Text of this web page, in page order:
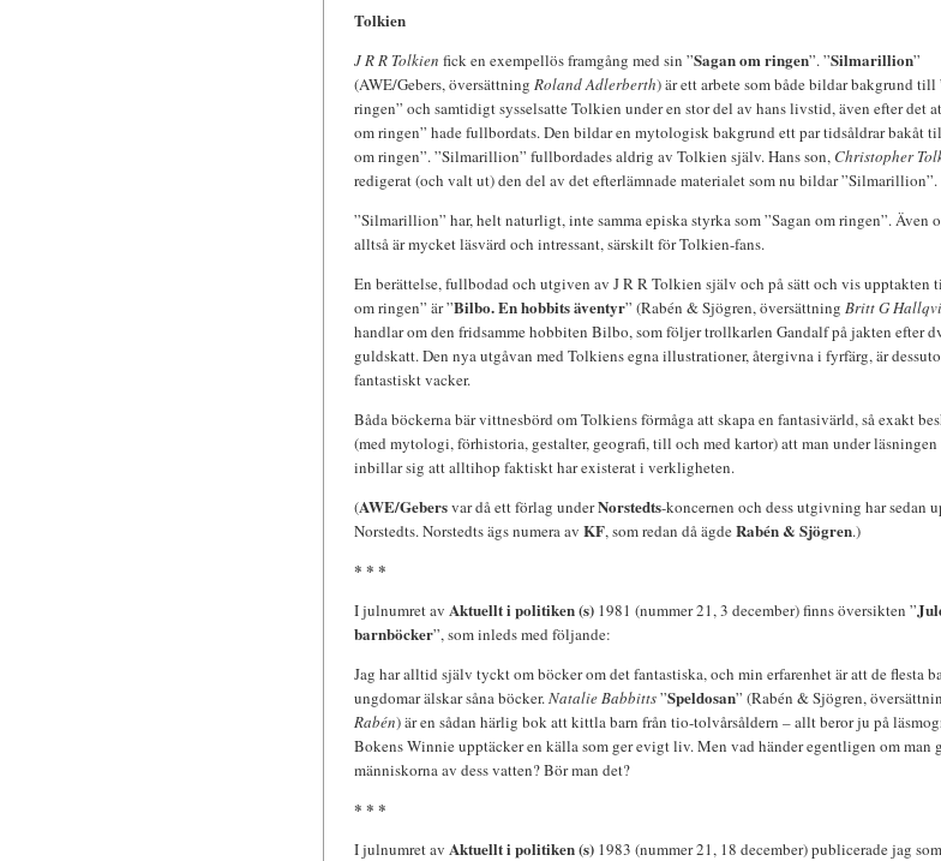
Tolkien
J R R Tolkien fick en exempellös framgång med sin ”Sagan om ringen”. ”Silmarillion”
(AWE/Gebers, översättning Roland Adlerberth) är ett arbete som både bildar bakgrund till
ringen” och samtidigt sysselsatte Tolkien under en stor del av hans livstid, även efter det
om ringen” hade fullbordats. Den bildar en mytologisk bakgrund ett par tidsåldrar bakåt
om ringen”. ”Silmarillion” fullbordades aldrig av Tolkien själv. Hans son, Christopher
redigerat (och valt ut) den del av det efterlämnade materialet som nu bildar ”Silmarillion”.
”Silmarillion” har, helt naturligt, inte samma episka styrka som ”Sagan om ringen”. Även
alltså är mycket läsvärd och intressant, särskilt för Tolkien-fans.
En berättelse, fullbodad och utgiven av J R R Tolkien själv och på sätt och vis upptakten
om ringen” är ”Bilbo. En hobbits äventyr” (Rabén & Sjögren, översättning Britt G
handlar om den fridsamme hobbiten Bilbo, som följer trollkarlen Gandalf på jakten efter
guldskatt. Den nya utgåvan med Tolkiens egna illustrationer, återgivna i fyrfärg, är
fantastiskt vacker.
Båda böckerna bär vittnesbörd om Tolkiens förmåga att skapa en fantasivärld, så exakt
(med mytologi, förhistoria, gestalter, geografi, till och med kartor) att man under läsningen
inbillar sig att alltihop faktiskt har existerat i verkligheten.
(AWE/Gebersvar då ett förlag underNorstedts-koncernen och dess utgivning har sedan
Norstedts. Norstedts ägs numera av KF, som redan då ägdeRabén & Sjögren.)
* * *
I julnumret av Aktuellt i politiken (s)1981 (nummer 21, 3 december) finns översikten ”
barnböcker”, som inleds med följande:
Jag har alltid själv tyckt om böcker om det fantastiska, och min erfarenhet är att de flesta
ungdomar älskar såna böcker.Natalie Babbitts”Speldosan” (Rabén & Sjögren,
Rabén) är en sådan härlig bok att kittla barn från tio-tolvårsåldern – allt beror ju på
Bokens Winnie upptäcker en källa som ger evigt liv. Men vad händer egentligen om man
människorna av dess vatten? Bör man det?
* * *
I julnumret av Aktuellt i politiken (s)1983 (nummer 21, 18 december) publicerade jag